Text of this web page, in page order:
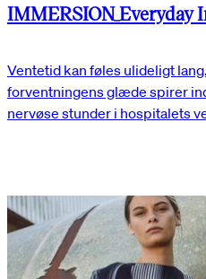
IMMERSION_Everyday
Ventetid kan føles ulideligt
forventningens glæde spirer
nervøse stunder i hospitalets